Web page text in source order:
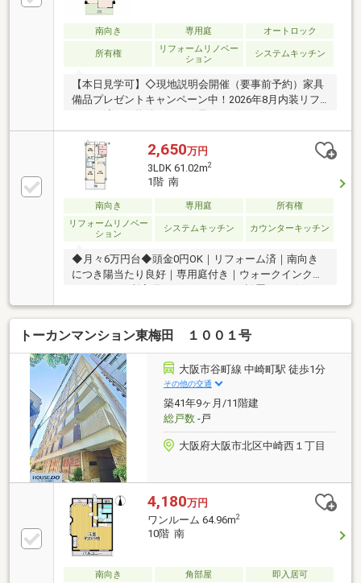
南向き 専用庭 オートロック
所有権
リフォームリノベー
ション
システムキッチン
【本日見学可】◇現地説明会開催（要事前予約）家具
備品プレゼントキャンペーン中！2026年8月内装リフ
ン物件で、1階部分につき南向きの専用庭付き。
2,650万円
3LDK 61.02m2
1階 南
南向き 専用庭
所有権
リフォームリノベー
ション
システムキッチン カウンターキッチン
◆月々6万円台◆頭金0円OK｜リフォーム済｜南向き
につき陽当たり良好｜専用庭付き｜ウォークインクロ
ーズマンション｜オートロック・宅配ボックス完備
トーカンマンション東梅田 １００１号
大阪市谷町線 中崎町駅 徒歩1分
その他の交通
築41年9ヶ月/11階建
総戸数-戸
大阪府大阪市北区中崎西１丁目
4,180万円
ワンルーム 64.96m2
10階 南
南向き 角部屋 即入居可